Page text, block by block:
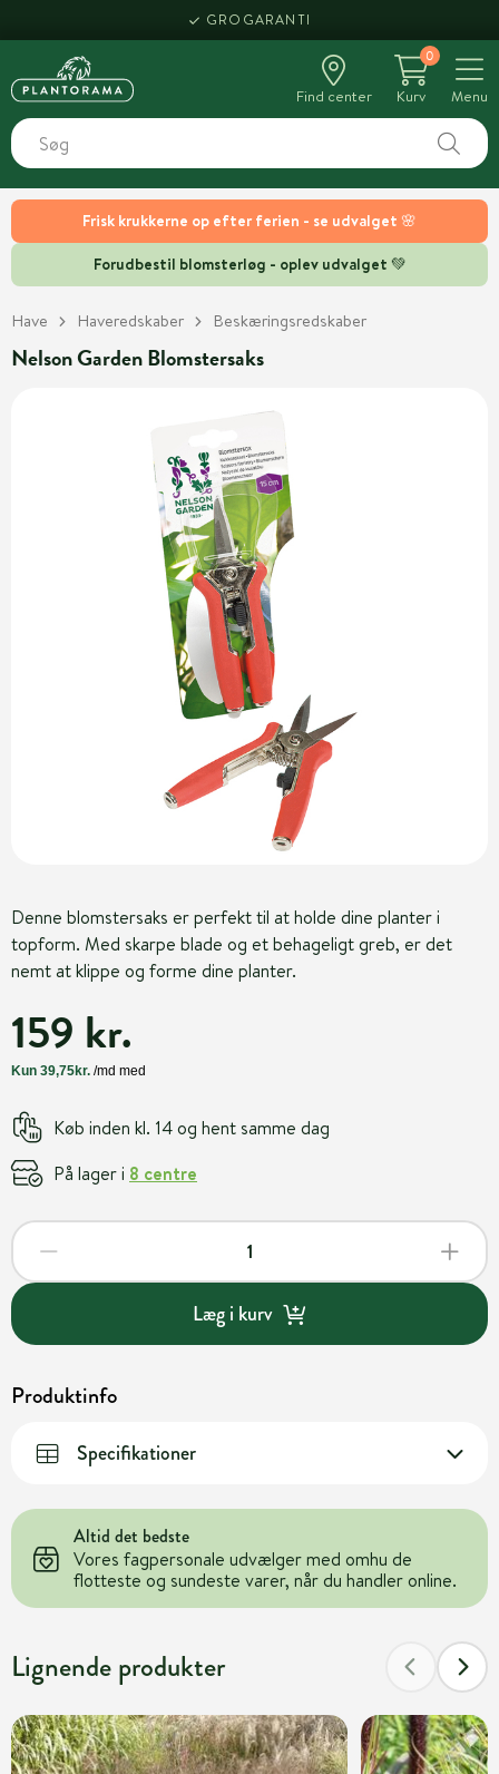
Frisk krukkerne op efter ferien - se udvalget 🌸
Forudbestil blomsterløg - oplev udvalget 💚
GROGARANTI
Find center
0
Kurv
Menu
Have Haveredskaber Beskæringsredskaber
Nelson Garden Blomstersaks
Denne blomstersaks er perfekt til at holde dine planter i
topform. Med skarpe blade og et behageligt greb, er det
nemt at klippe og forme dine planter.
159 kr.
Køb inden kl. 14 og hent samme dag
På lager i 8 centre
Læg i kurv
Produktinfo
Specifikationer
Altid det bedste
Vores fagpersonale udvælger med omhu de
flotteste og sundeste varer, når du handler online.
Lignende produkter